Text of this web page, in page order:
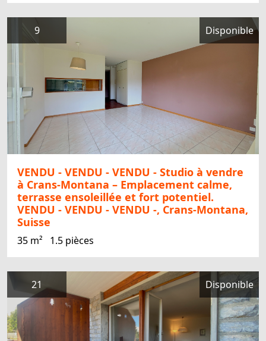
9 Disponible
VENDU - VENDU - VENDU - Studio à vendre
à Crans-Montana – Emplacement calme,
terrasse ensoleillée et fort potentiel.
VENDU - VENDU - VENDU -, Crans-Montana,
Suisse
35 m² 1.5 pièces
21 Disponible